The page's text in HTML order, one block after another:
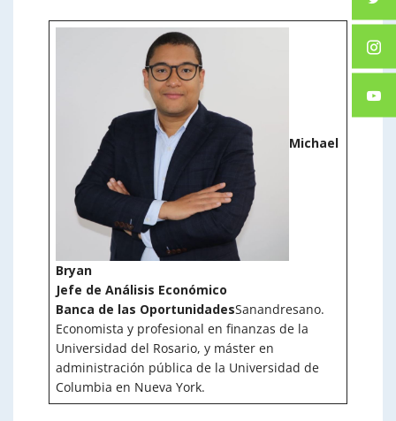
Michael
Bryan
Jefe de Análisis Económico
Banca de las OportunidadesSanandresano.
Economista y profesional en finanzas de la
Universidad del Rosario, y máster en
administración pública de la Universidad de
Columbia en Nueva York.